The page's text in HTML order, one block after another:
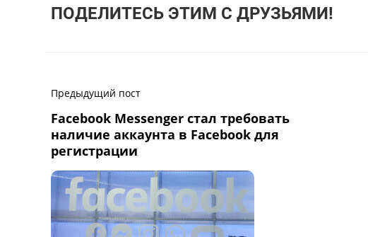
ПОДЕЛИТЕСЬ ЭТИМ С ДРУЗЬЯМИ!
Предыдущий пост
Facebook Messenger стал требовать
наличие аккаунта в Facebook для
регистрации